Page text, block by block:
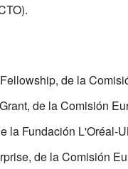
de la
de la Comisión
la Fundación L'Oréal-
de la Comisión